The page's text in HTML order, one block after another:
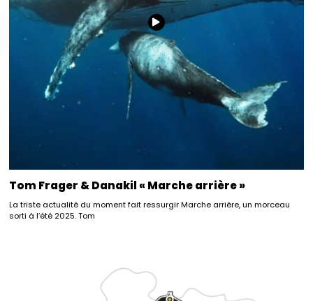
Tom Frager & Danakil « Marche arrière »
La triste actualité du moment fait ressurgir Marche arrière, un morceau
sorti à l’été 2025. Tom